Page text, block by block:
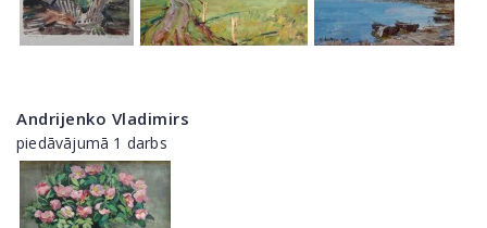
Andrijenko Vladimirs
piedāvājumā 1 darbs